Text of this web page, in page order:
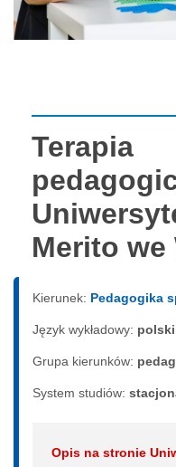
Terapia
Merito we
Kierunek: Pedagogika
Język wykładowy: polski
Grupa kierunków:
System studiów:
Opis na stronie